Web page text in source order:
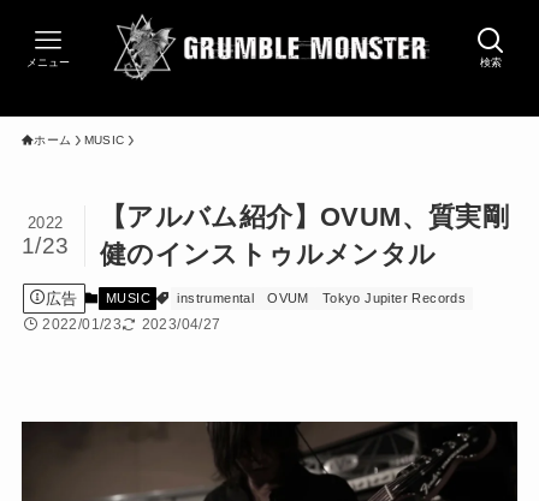
検索
メニュー
ホーム MUSIC
【アルバム紹介】OVUM、質実剛
健のインストゥルメンタル
2022
1/23
広告 MUSIC instrumental OVUM Tokyo Jupiter Records
2022/01/23 2023/04/27